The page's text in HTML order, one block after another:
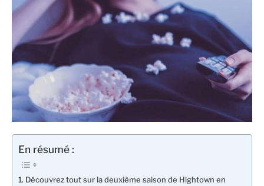
En résumé :
Découvrez tout sur la deuxième saison de Hightown en